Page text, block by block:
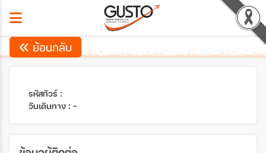
ย้อนกลับ
รหัสทัวร์ :
วันเดินทาง : -